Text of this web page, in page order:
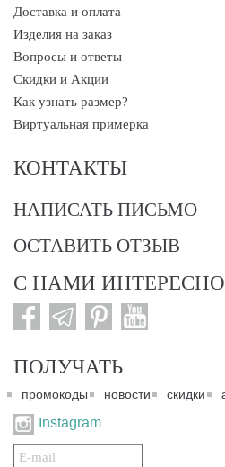
Доставка и оплата
Изделия на заказ
Вопросы и ответы
Скидки и Акции
Как узнать размер?
Виртуальная примерка
КОНТАКТЫ
НАПИСАТЬ ПИСЬМО
ОСТАВИТЬ ОТЗЫВ
С НАМИ ИНТЕРЕСНО
ПОЛУЧАТЬ
промокоды новости скидки
Instagram
Подписаться